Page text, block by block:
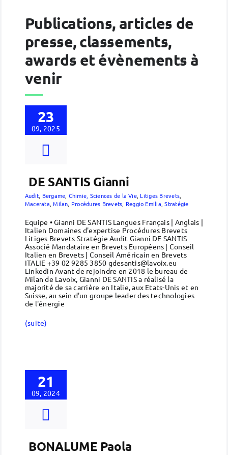
Publications, articles de
presse, classements,
awards et évènements à
venir
23
09, 2025
DE SANTIS Gianni
Audit Bergame Chimie, Sciences de la Vie, Litiges Brevets
Macerata ,Milan Procédures Brevets Reggio Emilia ,Stratégie
Equipe • Gianni DE SANTIS Langues Français | Anglais |
Italien Domaines d'expertise Procédures Brevets
Litiges Brevets Stratégie Audit Gianni DE SANTIS
Associé Mandataire en Brevets Européens | Conseil
Italien en Brevets | Conseil Américain en Brevets
ITALIE +39 02 9285 3850 gdesantis@lavoix.eu
Linkedin Avant de rejoindre en 2018 le bureau de
Milan de Lavoix, Gianni DE SANTIS a réalisé la
majorité de sa carrière en Italie, aux Etats-Unis et en
Suisse, au sein d'un groupe leader des technologies
de l'énergie
(suite)
21
09, 2024
BONALUME Paola